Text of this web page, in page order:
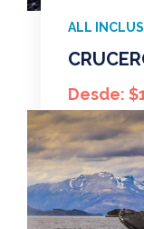
ALL
Desde: